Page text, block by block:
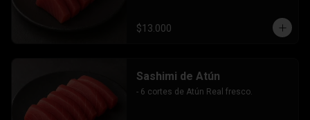
$13.000
Sashimi de Atún
- 6 cortes de Atún Real fresco.